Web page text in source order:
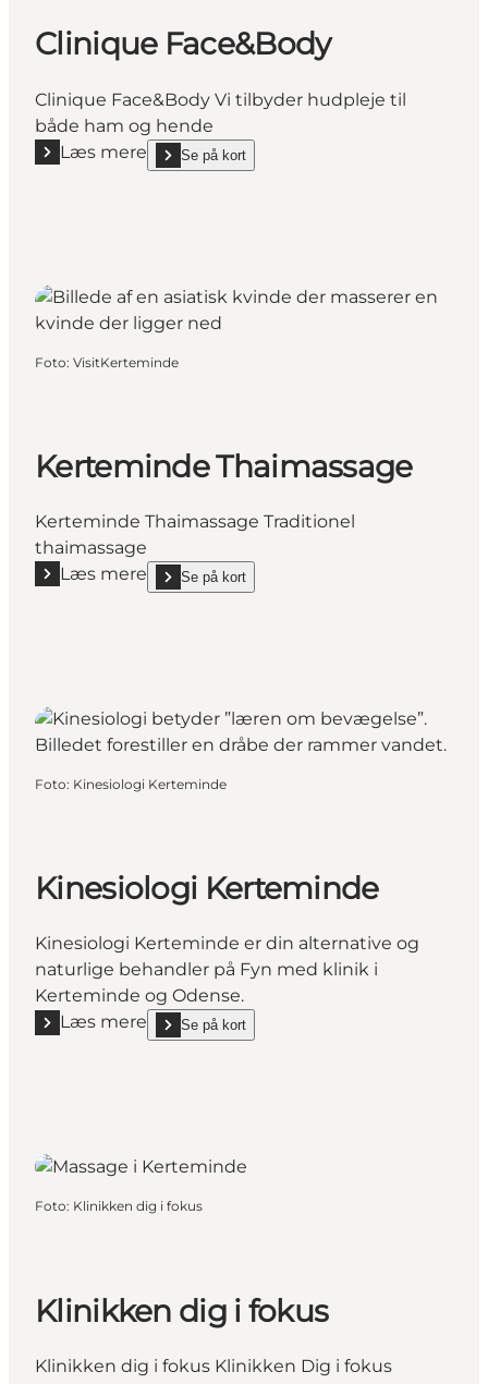
Clinique Face&Body
Clinique Face&Body Vi tilbyder hudpleje til
både ham og hende
Læs mere
Læs mere "Clinique Face&Body"
Se på kort
show Clinique Face&Body on_map
Foto: VisitKerteminde
Kerteminde Thaimassage
Kerteminde Thaimassage Traditionel
thaimassage
Læs mere
Læs mere "Kerteminde Thaimassage"
Se på kort
show Kerteminde Thaimassage on_map
Foto: Kinesiologi Kerteminde
Kinesiologi Kerteminde
Kinesiologi Kerteminde er din alternative og
naturlige behandler på Fyn med klinik i
Kerteminde og Odense.
Læs mere
Læs mere "Kinesiologi Kerteminde"
Se på kort
show Kinesiologi Kerteminde on_map
Foto: Klinikken dig i fokus
Klinikken dig i fokus
Klinikken dig i fokus Klinikken Dig i fokus